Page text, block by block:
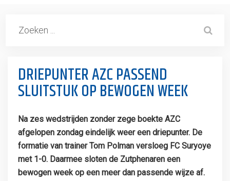
DRIEPUNTER AZC PASSEND
SLUITSTUK OP BEWOGEN WEEK
Na zes wedstrijden zonder zege boekte AZC
afgelopen zondag eindelijk weer een driepunter. De
formatie van trainer Tom Polman versloeg FC Suryoye
met 1-0. Daarmee sloten de Zutphenaren een
bewogen week op een meer dan passende wijze af.